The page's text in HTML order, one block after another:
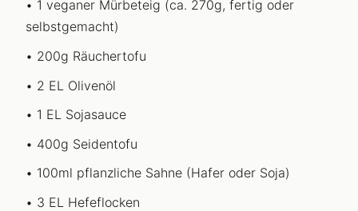
1 veganer Mürbeteig (ca. 270g, fertig oder
selbstgemacht)
200g Räuchertofu
2 EL Olivenöl
1 EL Sojasauce
400g Seidentofu
100ml pflanzliche Sahne (Hafer oder Soja)
3 EL Hefeflocken